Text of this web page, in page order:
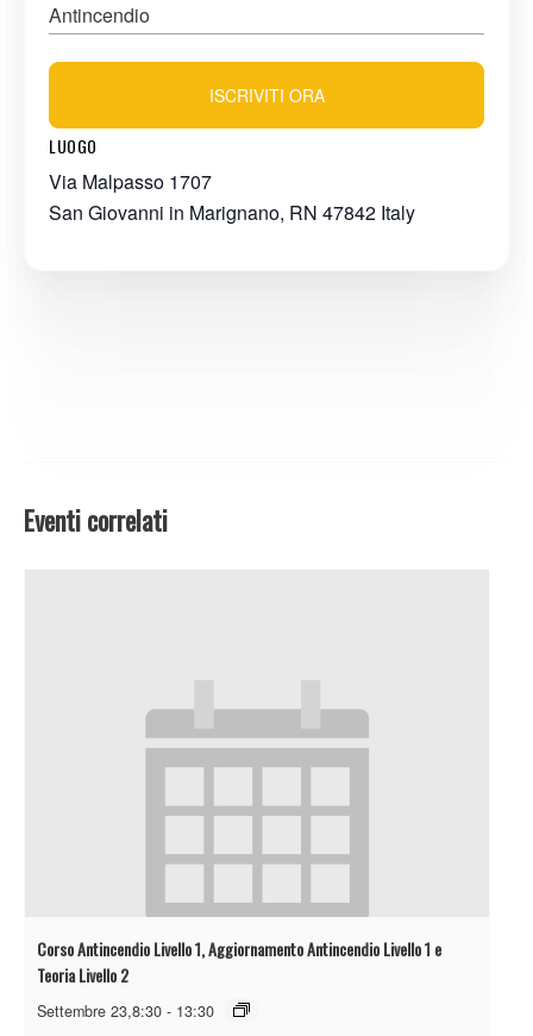
Antincendio
LUOGO
Via Malpasso 1707
San Giovanni in Marignano, RN 47842 Italy
ISCRIVITI ORA
Eventi correlati
Corso Antincendio Livello 1, Aggiornamento Antincendio Livello 1 e
Teoria Livello 2
Settembre 23,8:30 - 13:30